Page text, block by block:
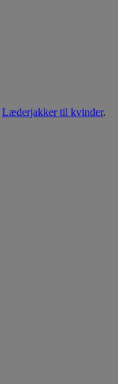
Læderjakker til kvinder.